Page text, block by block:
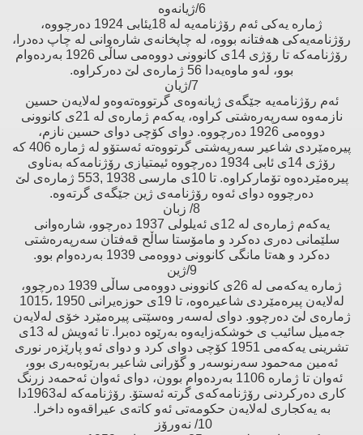
6/ژیانەوە
ژمارە یەكی ئەم رۆژنامەیە لە 18یئابی 1924 دەرچووە،
رۆژنامەیەكی هەفتانە بووە، لە چاپخانەی شارەوانی لە چاپ دەدرا،
رۆژنامەكە تا رۆژی 14ی كانوونی دووەمی ساڵی 1926 بەردەوام
بوو، لەو ماوەیەدا 56 ژمارەی لێ‌ دەركراوە.
7/ژیان
ئەم رۆژنامەیە جێگەی ژیانەوەی گرتووەتەوەو لەلایەن حسین
نازمەوە سەرپەرەشتی كراوە، یەكەم ژمارەی لە 21ی كانوونی
دووەمی 1926 دەرچووە. دوای كۆچی دوای حسین نازم،
پیرەمێردی شاعیر سەرپەشتی گرتووەتە ئەستۆو لە ژمارە 406 كە
رۆژی 14ی ئابی 1934 دەرچووە ئیمتیازی رۆژنامەكە بەناوی
پیرەمێردەوە تۆماركراوە. تا 10ی مارسی 1938 ,553 ژمارەی لێ‌
دەرچووە دوای ئەوە رۆژنامەی ژین جێگەی گرتەوە.
8/ زبان
یەكەم ژمارەی لە 12ی ئەیلولی 1937 دەرچوو، شارەوانی
سلێمانی دەری دەكرد و مامۆستا ساڵح قەفتان سەرپەرەشتی
دەكرد و هەتا مانگی كانوونی دووەمی 1939 بەردەوام بوو.
9/ژین
ژمارە یەكەمی لە 26ی كانوونی دووەمی ساڵی 1939 دەرچوو،
لەلایەن پیرەمێردی شاعیرەوە، تا 19ی حوزەیرانی 1950 ،1015
ژمارەی لێ‌ دەرچوو. دوای لەسەر وەسێتی پیرەمێرد خۆی لەلایەن
جەمیل سائیب ی خوشكەزایەوە بەرێوە دەبرا. تا ئەویش لە 13ی
تشرینی یەكەمی 1951 كۆچی دوای كرد و دوای ئەو پارێزەر نوری
ئەمین مەحمود سەرنوسەر و گۆرانی شاعیر بەرێوەبەری بوو،
ئەوان تا ژمارە 1106 بەردەوام بوون، دوای ئەوان ئەحمەد زرنگ
كاری دەركردنی رۆژنامەكەی گرتە ئەستۆ. رۆژنامەكە لە1963دا
بە یەكجاری لەلایەن حكومەتی ئەو كاتەی عیراقەوە داخرا.
10/ نەورۆز